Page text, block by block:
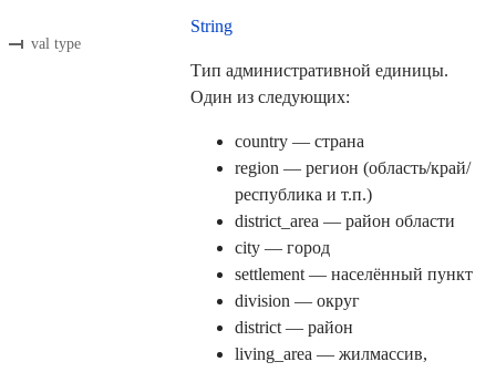
val type
String
Тип административной единицы.
Один из следующих:
country — страна
region — регион (область/край/
республика и т.п.)
district_area — район области
city — город
settlement — населённый пункт
division — округ
district — район
living_area — жилмассив,